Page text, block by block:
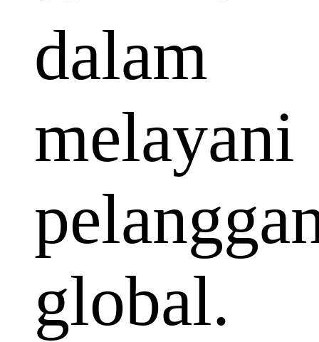
dalam
melayani
global.